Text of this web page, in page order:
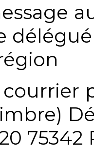
75342